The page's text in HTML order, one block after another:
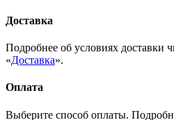
Доставка
Подробнее об условиях доставки
«Доставка».
Оплата
Выберите способ оплаты.